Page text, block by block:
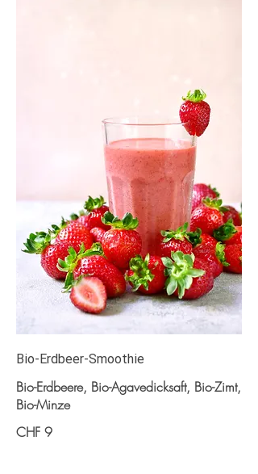
Bio-Erdbeer-Smoothie
Bio-Erdbeere, Bio-Agavedicksaft, Bio-Zimt,
Bio-Minze
CHF 9